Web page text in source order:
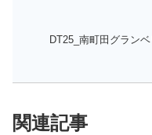
DT25_南町田グラン
関連記事